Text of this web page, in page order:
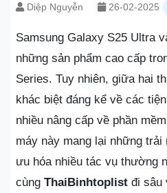
Diệp Nguyễn 26-02-2025
Samsung Galaxy S25 Ultra
những sản phẩm cao cấp
Series. Tuy nhiên, giữa hai
khác biệt đáng kể về các
nhiều nâng cấp về phần
máy này mang lại những trải
ưu hóa nhiều tác vụ thường
cùng ThaiBinhtoplist đi sâu